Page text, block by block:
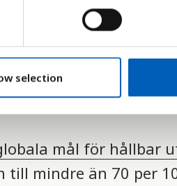
selection
mål för hållbar
till mindre än 70 per